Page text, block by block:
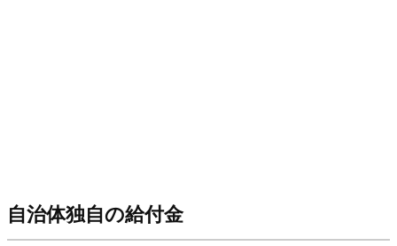
自治体独自の給付金